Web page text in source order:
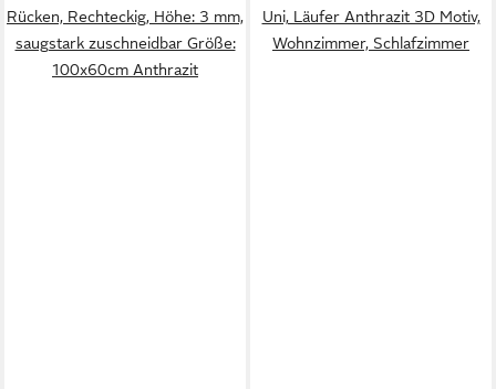
Rücken, Rechteckig, Höhe: 3 mm,
saugstark zuschneidbar Größe:
100x60cm Anthrazit
Uni, Läufer Anthrazit 3D Motiv,
Wohnzimmer, Schlafzimmer